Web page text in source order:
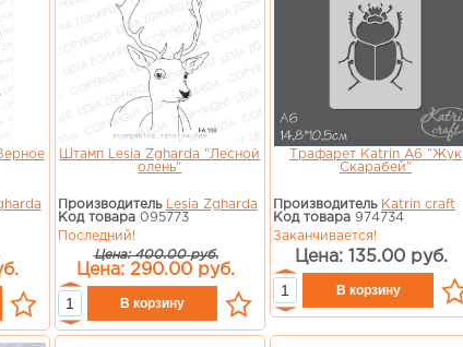
Штамп Lesia Zgharda "Лесной
олень"
Производитель
Lesia Zgharda
Код товара095773
Последний!
Цена: 400.00 руб.
Цена: 290.00 руб.
Трафарет Katrin А6 "Жук
Скарабей"
Производитель Katrin craft
Код товара 974734
Заканчивается!
Цена: 135.00 руб.